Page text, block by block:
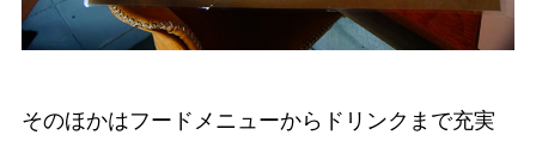
そのほかはフードメニューからドリンクまで充実